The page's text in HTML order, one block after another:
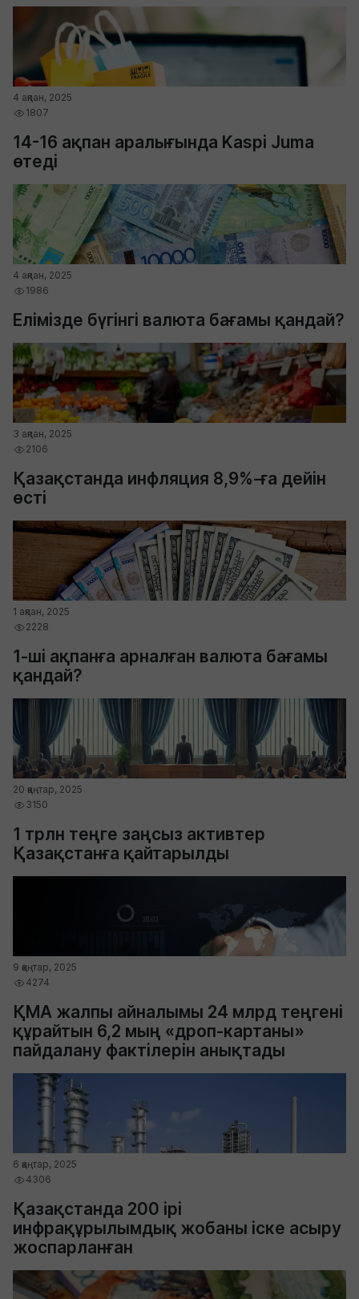
4 ақпан, 2025
1807
14-16 ақпан аралығында Kaspi Juma
өтеді
4 ақпан, 2025
1986
Елімізде бүгінгі валюта бағамы қандай?
3 ақпан, 2025
2106
Қазақстанда инфляция 8,9%-ға дейін
өсті
1 ақпан, 2025
2228
1-ші ақпанға арналған валюта бағамы
қандай?
20 қаңтар, 2025
3150
1 трлн теңге заңсыз активтер
Қазақстанға қайтарылды
9 қаңтар, 2025
4274
ҚМА жалпы айналымы 24 млрд теңгені
құрайтын 6,2 мың «дроп-картаны»
пайдалану фактілерін анықтады
6 қаңтар, 2025
4306
Қазақстанда 200 ірі
инфрақұрылымдық жобаны іске асыру
жоспарланған